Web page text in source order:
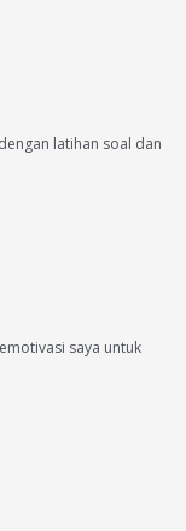
latihan soal dan
saya untuk